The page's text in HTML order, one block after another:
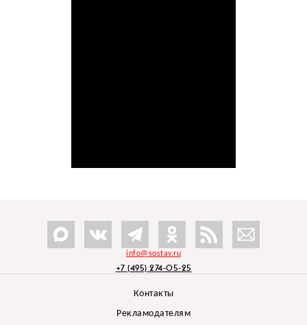
info@sostav.ru
+7 (495) 274-05-25
Контакты
Рекламодателям